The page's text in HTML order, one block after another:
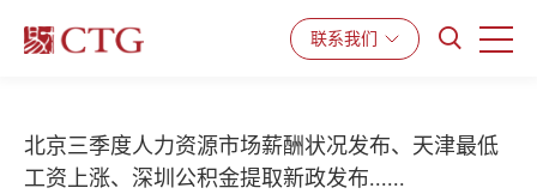
产品与服务 解决方案 资源中心
联系我们
北京三季度人力资源市场薪酬状况发布、天津最低
工资上涨、深圳公积金提取新政发布......